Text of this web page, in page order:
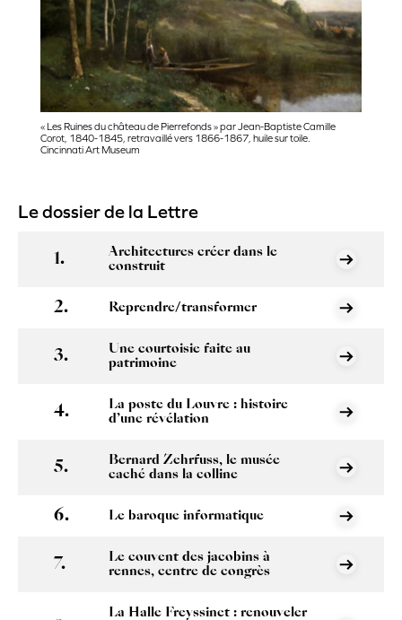
« Les Ruines du château de Pierrefonds » par Jean-Baptiste Camille
Corot, 1840-1845, retravaillé vers 1866-1867, huile sur toile.
Cincinnati Art Museum
Le dossier de la Lettre
Architectures créer dans le
construit
Reprendre/transformer
Une courtoisie faite au
patrimoine
La poste du Louvre : histoire
d’une révélation
Bernard Zehrfuss, le musée
caché dans la colline
Le baroque informatique
Le couvent des jacobins à
rennes, centre de congrès
La Halle Freyssinet : renouveler